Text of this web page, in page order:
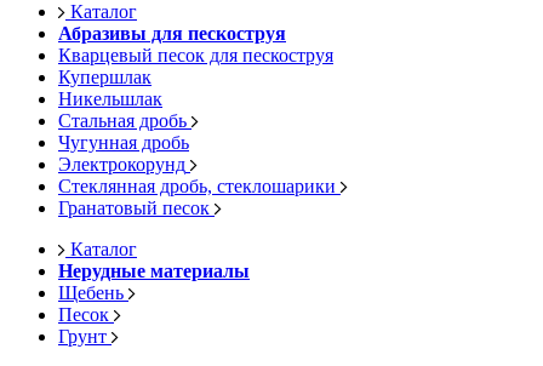
Каталог
Абразивы для пескоструя
Кварцевый песок для пескоструя
Купершлак
Никельшлак
Стальная дробь
Чугунная дробь
Электрокорунд
Стеклянная дробь, стеклошарики
Гранатовый песок
Каталог
Нерудные материалы
Щебень
Песок
Грунт